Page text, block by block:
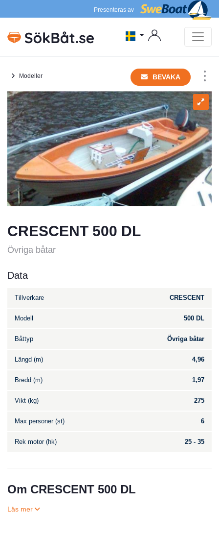
Presenteras av
Modeller BEVAKA
CRESCENT 500 DL
Övriga båtar
Data
Tillverkare CRESCENT
Modell 500 DL
Båttyp Övriga båtar
Längd (m) 4,96
Bredd (m) 1,97
Vikt (kg) 275
Max personer (st) 6
Rek motor (hk) 25 - 35
Om CRESCENT 500 DL